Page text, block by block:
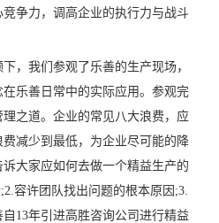
争力，调高企业的执行力与战斗
我们参观了乐善的生产现场，
乐善日常中的实际应用。参观完
之道。企业的常见八大浪费，应
减少到最低，为企业尽可能的降
大家应如何去做一个精益生产的
容许团队找出问题的根本原因;3.
13年引进高胜咨询公司进行精益